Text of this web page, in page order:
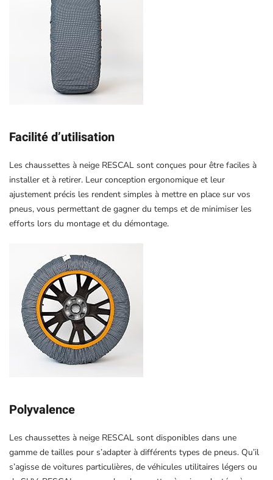
Facilité d’utilisation
Les chaussettes à neige RESCAL sont conçues pour être faciles à
installer et à retirer. Leur conception ergonomique et leur
ajustement précis les rendent simples à mettre en place sur vos
pneus, vous permettant de gagner du temps et de minimiser les
efforts lors du montage et du démontage.
Polyvalence
Les chaussettes à neige RESCAL sont disponibles dans une
gamme de tailles pour s’adapter à différents types de pneus. Qu’il
s’agisse de voitures particulières, de véhicules utilitaires légers ou